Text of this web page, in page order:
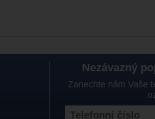
Nezávazný
Zanechte nám Vaše